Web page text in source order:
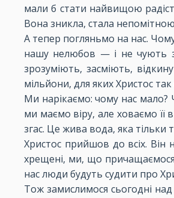
мали б стати найвищою
Вона зникла, стала
А тепер погляньмо на нас.
нашу нелюбов — і не чують
зрозуміють, засміють,
мільйони, для яких Христос
Ми нарікаємо: чому нас мало?
ми маємо віру, але ховаємо її
згас. Це жива вода, яка
Христос прийшов до всіх. Він
хрещені, ми, що причащаємося
нас люди будуть судити про
Тож замислимося сьогодні